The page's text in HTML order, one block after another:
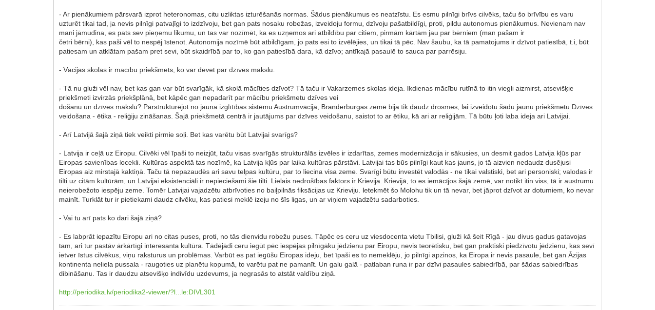
- Ar pienākumiem pārsvarā izprot heteronomas, citu uzliktas izturēšanās normas. Šādus pienākumus es neatzīstu. Es esmu pilnīgi brīvs cilvēks, taču šo brīvību es varu
uzturēt tikai tad, ja nevis pilnīgi patvaļīgi to izdzīvoju, bet gan pats nosaku robežas, izveidoju formu, dzīvoju pašatbildīgi, proti, pildu autonomus pienākumus. Nevienam nav
mani jāmudina, es pats sev pieņemu likumu, un tas var nozīmēt, ka es uzņemos ari atbildību par citiem, pirmām kārtām jau par bērniem (man pašam ir
četri bērni), kas paši vēl to nespēj īstenot. Autonomija nozīmē būt atbildīgam, jo pats esi to izvēlējies, un tikai tā pēc. Nav šaubu, ka tā pamatojums ir dzīvot patiesībā, t.i, būt
patiesam un atklātam pašam pret sevi, būt skaidrībā par to, ko gan patiesībā dara, kā dzīvo; antīkajā pasaulē to sauca par parrēsiju.
- Vācijas skolās ir mācību priekšmets, ko var dēvēt par dzīves mākslu.
- Tā nu gluži vēl nav, bet kas gan var būt svarīgāk, kā skolā mācīties dzīvot? Tā taču ir Vakarzemes skolas ideja. Ikdienas mācību rutīnā to itin viegli aizmirst, atsevišķie
priekšmeti izvirzās priekšplānā, bet kāpēc gan nepadarīt par mācību priekšmetu dzīves vei
došanu un dzīves mākslu? Pārstrukturējot no jauna izglītības sistēmu Austrumvācijā, Branderburgas zemē bija tik daudz drosmes, lai izveidotu šādu jaunu priekšmetu Dzīves
veidošana - ētika - reliģiju zināšanas. Šajā priekšmetā centrā ir jautājums par dzīves veidošanu, saistot to ar ētiku, kā ari ar reliģijām. Tā būtu ļoti laba ideja ari Latvijai.
- Arī Latvijā šajā ziņā tiek veikti pirmie soļi. Bet kas varētu būt Latvijai svarīgs?
- Latvija ir ceļā uz Eiropu. Cilvēki vēl īpaši to neizjūt, taču visas svarīgās strukturālās izvēles ir izdarītas, zemes modernizācija ir sākusies, un desmit gados Latvija kļūs par
Eiropas savienības locekli. Kultūras aspektā tas nozīmē, ka Latvija kļūs par laika kultūras pārstāvi. Latvijai tas būs pilnīgi kaut kas jauns, jo tā aizvien nedaudz dusējusi
Eiropas aiz mirstajā kaktiņā. Taču tā nepazaudēs ari savu telpas kultūru, par to liecina visa zeme. Svarīgi būtu investēt valodās - ne tikai valstiski, bet ari personiski; valodas ir
tilti uz citām kultūrām, un Latvijai eksistenciāli ir nepieciešami šie tilti. Lielais nedrošības faktors ir Krievija. Krievijā, to es iemācījos šajā zemē, var notikt itin viss, tā ir austrumu
neierobežoto iespēju zeme. Tomēr Latvijai vajadzētu atbrīvoties no baiļpilnās fiksācijas uz Krieviju. letekmēt šo Molohu tik un tā nevar, bet jāprot dzīvot ar dotumiem, ko nevar
mainīt. Turklāt tur ir pietiekami daudz cilvēku, kas patiesi meklē izeju no šīs ligas, un ar viņiem vajadzētu sadarboties.
- Vai tu arī pats ko dari šajā ziņā?
- Es labprāt iepazītu Eiropu ari no citas puses, proti, no tās dienvidu robežu puses. Tāpēc es ceru uz viesdocenta vietu Tbilisi, gluži kā šeit Rīgā - jau divus gadus gatavojas
tam, ari tur pastāv ārkārtīgi interesanta kultūra. Tādējādi ceru iegūt pēc iespējas pilnīgāku jēdzienu par Eiropu, nevis teorētisku, bet gan praktiski piedzīvotu jēdzienu, kas sevī
ietver īstus cilvēkus, viņu raksturus un problēmas. Varbūt es pat iegūšu Eiropas ideju, bet īpaši es to nemeklēju, jo pilnīgi apzinos, ka Eiropa ir nevis pasaule, bet gan Āzijas
kontinenta neliela pussala - raugoties uz planētu kopumā, to varētu pat ne pamanīt. Un galu galā - patlaban runa ir par dzīvi pasaules sabiedrībā, par šādas sabiedrības
dibināšanu. Tas ir daudzu atsevišķo indivīdu uzdevums, ja negrasās to atstāt valdību ziņā.
http://periodika.lv/periodika2-viewer/?l...le:DIVL301